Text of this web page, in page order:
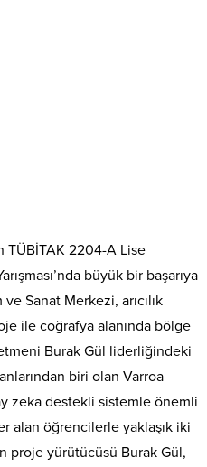
2204-A Lise
büyük bir başarıya
Sanat Merkezi, arıcılık
ile coğrafya alanında bölge
Burak Gül liderliğindeki
biri olan Varroa
zeka destekli sistemle önemli
alan öğrencilerle yaklaşık iki
proje yürütücüsü Burak Gül,